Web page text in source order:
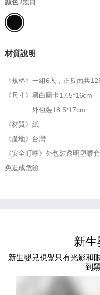
顏色 /黑白
材質說明
《規格》一組6入，正反面共12
《尺寸》黑白圖卡17.5*16cm
外包裝18.5*17cm
《材質》紙
《產地》台灣
《安全叮嚀》外包裝透明塑膠
免造成危險
新生
新生嬰兒視覺只有光影和
到